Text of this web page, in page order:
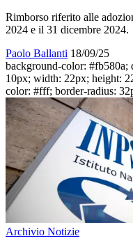
Rimborso riferito alle
2024 e il 31 dicembre 2024.
Paolo Ballanti 18/09/25
background-color:
10px; width: 22px; height:
color: #fff; border-radius:
Archivio Notizie